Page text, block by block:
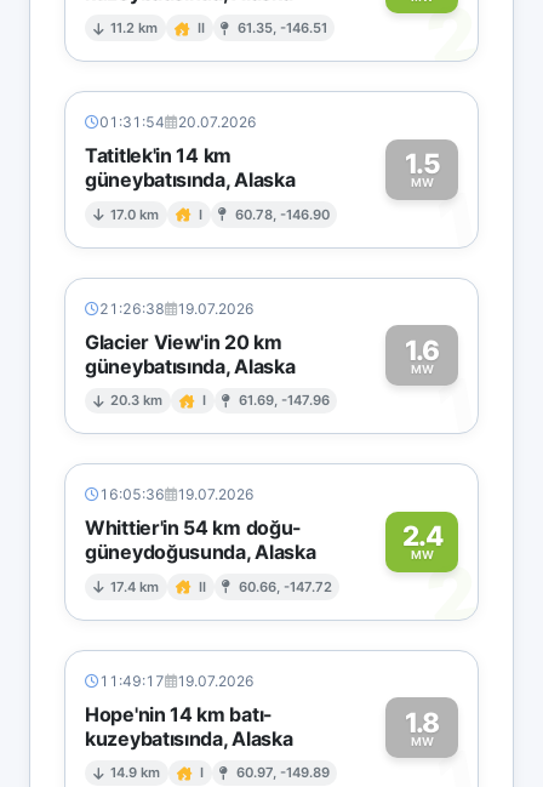
11.2 km II 61.35, -146.51 2
01:31:54 20.07.2026
Tatitlek'in 14 km
güneybatısında, Alaska
17.0 km I 60.78, -146.90
1.5
MW1
21:26:38 19.07.2026
Glacier View'in 20 km
güneybatısında, Alaska
20.3 km I 61.69, -147.96
1.6
MW1
16:05:36 19.07.2026
Whittier'in 54 km doğu-
güneydoğusunda, Alaska
17.4 km II 60.66, -147.72
2.4
MW
2
11:49:17 19.07.2026
Hope'nin 14 km batı-
kuzeybatısında, Alaska
14.9 km I 60.97, -149.89
1.8
MW